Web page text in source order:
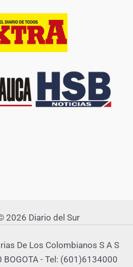
2026 Diario del Sur
De Los Colombianos S A S
BOGOTA - Tel: (601)6134000